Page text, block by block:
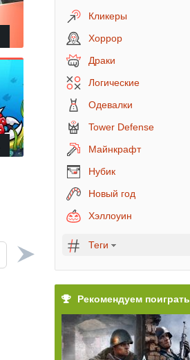
приключение
Кликеры
Хоррор
Драки
Логические
Одевалки
Tower Defense
Майнкрафт
Нубик
Новый год
Хэллоуин
Теги
Рекомендуем поиграть